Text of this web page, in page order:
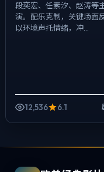
段奕宏、任素汐、赵涛等
演。配乐克制，关键场面
以环境声托情绪，冲...
12,536 6.1